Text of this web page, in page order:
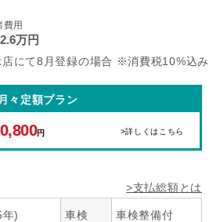
費用
.6万円
にて8月登録の場合 ※消費税10%込み
月々定額プラン
円 >詳しくはこちら
>支払総額とは
) 車検 車検整備付